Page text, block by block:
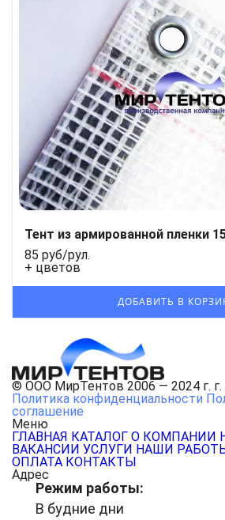
Тент из армированной пленки
85 руб/рул.
+ цветов
© ООО МирТентов 2006 — 2024 г.
Политика конфиденциальности
соглашение
Меню
ГЛАВНАЯ КАТАЛОГ О КОМПАНИИ
ВАКАНСИИ УСЛУГИ НАШИ
ОПЛАТА КОНТАКТЫ
Адрес
Режим работы:
В будние дни